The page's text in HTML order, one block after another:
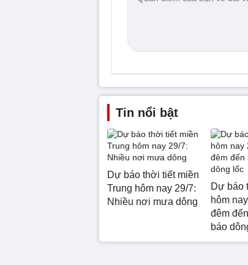
Tin nổi bật
Dự báo thời tiết miền
Trung hôm nay 29/7:
Nhiều nơi mưa dông
Dự báo
hôm
đêm
báo